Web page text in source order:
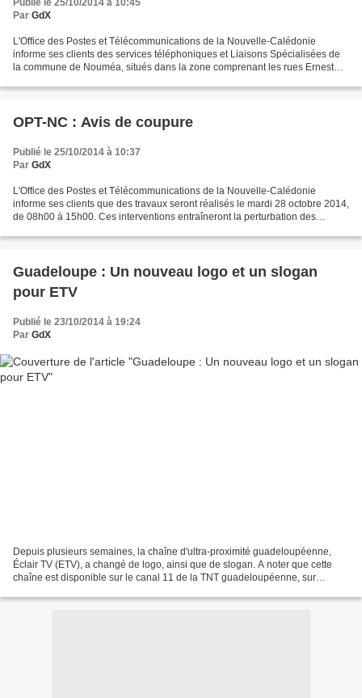
Publié le 25/10/2014 à 10:45
Par GdX
L'Office des Postes et Télécommunications de la Nouvelle-Calédonie
informe ses clients des services téléphoniques et Liaisons Spécialisées de
la commune de Nouméa, situés dans la zone comprenant les rues Ernest
OPT-NC : Avis de coupure
Publié le 25/10/2014 à 10:37
Par GdX
L'Office des Postes et Télécommunications de la Nouvelle-Calédonie
informe ses clients que des travaux seront réalisés le mardi 28 octobre 2014,
de 08h00 à 15h00. Ces interventions entraîneront la perturbation des
Guadeloupe : Un nouveau logo et un slogan
pour ETV
Publié le 23/10/2014 à 19:24
Par GdX
Depuis plusieurs semaines, la chaîne d'ultra-proximité guadeloupéenne,
Éclair TV (ETV), a changé de logo, ainsi que de slogan. A noter que cette
chaîne est disponible sur le canal 11 de la TNT guadeloupéenne, sur